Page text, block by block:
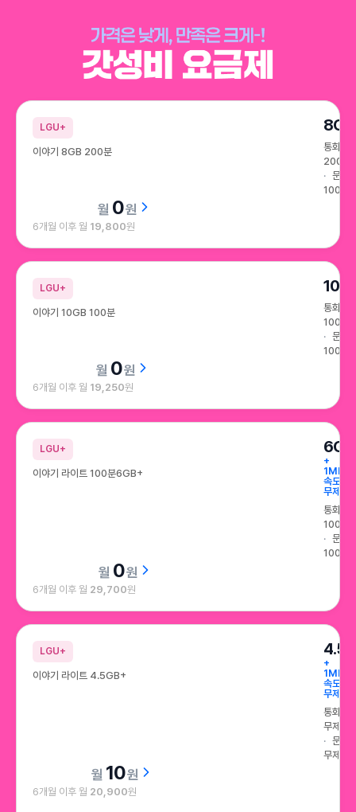
가격은 낮게, 만족은 크게~! 갓성비 요금제
LGU+
이야기 8GB 200분
8GB
통화
200분
문자
100건
0원
6개월 이후 월 19,800원
LGU+
이야기 10GB 100분
통화
100분
문자
100건
0원
6개월 이후 월 19,250원
LGU+
이야기 라이트 100분6GB+
6GB
+
1Mbps
속도
무제한
통화
100분
문자
100건
0원
6개월 이후 월 29,700원
LGU+
이야기 라이트 4.5GB+
+
1Mbps
속도
무제한
통화
무제한
문자
무제한
10원
6개월 이후 월 20,900원